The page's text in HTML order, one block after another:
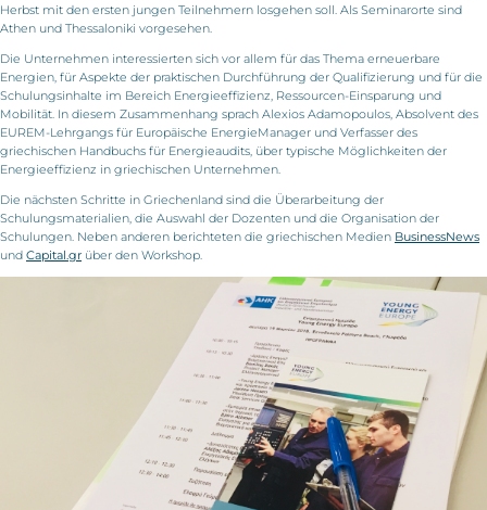
Herbst mit den ersten jungen Teilnehmern losgehen soll. Als Seminarorte sind
Athen und Thessaloniki vorgesehen.
Die Unternehmen interessierten sich vor allem für das Thema erneuerbare
Energien, für Aspekte der praktischen Durchführung der Qualifizierung und für die
Schulungsinhalte im Bereich Energieeffizienz, Ressourcen-Einsparung und
Mobilität. In diesem Zusammenhang sprach Alexios Adamopoulos, Absolvent des
EUREM-Lehrgangs für Europäische EnergieManager und Verfasser des
griechischen Handbuchs für Energieaudits, über typische Möglichkeiten der
Energieeffizienz in griechischen Unternehmen.
Die nächsten Schritte in Griechenland sind die Überarbeitung der
Schulungsmaterialien, die Auswahl der Dozenten und die Organisation der
Schulungen. Neben anderen berichteten die griechischen Medien BusinessNews
und Capital.gr über den Workshop.